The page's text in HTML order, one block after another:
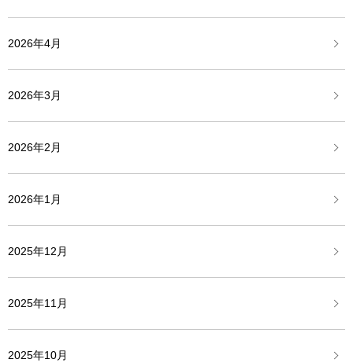
2026年4月
2026年3月
2026年2月
2026年1月
2025年12月
2025年11月
2025年10月